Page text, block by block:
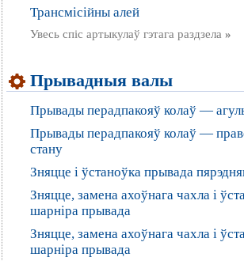
Трансмісійны алей
Увесь спіс артыкулаў гэтага раздзела »
Прывадныя валы
Прывады перадпакояў колаў —
Прывады перадпакояў колаў —
стану
Зняцце і ўстаноўка прывада
Зняцце, замена ахоўнага чахла і
шарніра прывада
Зняцце, замена ахоўнага чахла і
шарніра прывада